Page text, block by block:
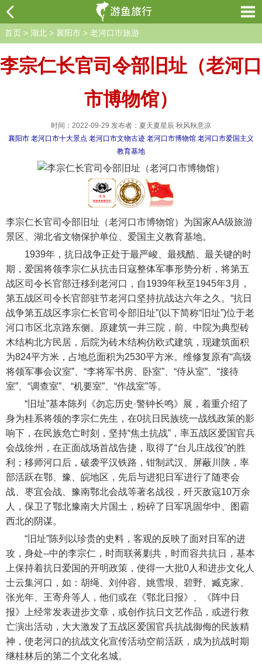
首页 > 湖北 > 襄阳市 > 老河口市旅游
李宗仁长官司令部旧址（老河口
市博物馆）
时间：2022-09-29 发布者：夏天夏星辰 秋风秋意凉
襄阳市 老河口市十大景点 老河口市文物古迹 老河口市博物馆 老河口市爱国主义
教育基地
李宗仁长官司令部旧址（老河口市博物馆）为国家AA级旅游
景区、湖北省文物保护单位、爱国主义教育基地。
1939年，抗日战争正处于最严峻、最残酷、最关键的时
期，爱国将领李宗仁从抗击日寇整体军事形势分析，将第五
战区司令长官部迁移到老河口，自1939年秋至1945年3月，
第五战区司令长官部驻节老河口坚持抗战达六年之久。“抗日
战争第五战区李宗仁长官司令部旧址”(以下简称“旧址”)位于老
河口市区北京路东侧。原建筑一井三院，前、中院为典型砖
木结构北方民居，后院为砖木结构仿欧式建筑，现建筑面积
为824平方米，占地总面积为2530平方米。维修复原有“高级
将领军事会议室”、“李将军书房、卧室”、“侍从室”、“接待
室”、“调查室”、“机要室”、“作战室”等。
“旧址”基本陈列《勿忘历史·警钟长鸣》展，着重介绍了
身为桂系将领的李宗仁先生，在0抗日民族统一战线政策的影
响下，在民族危亡时刻，坚持“焦土抗战”，率五战区爱国官兵
会战徐州，在正面战场首战告捷，取得了“台儿庄战役”的胜
利；移师河口后，破袭平汉铁路，钳制武汉、屏蔽川陕，率
部活跃在鄂、豫、皖地区，先后与进犯日军进行了随枣会
战、枣宜会战、豫南鄂北会战等著名战役，歼灭敌寇10万余
人，保卫了鄂北豫南大片国土，粉碎了日军巩固华中、图霸
西北的阴谋。
“旧址”陈列以珍贵的史料，客观的反映了面对日军的进
攻，身处--中的李宗仁，时而联蒋剿共，时而容共抗日，基本
上保持着抗日爱国的开明政策，使得一大批0人和进步文化人
士云集河口，如：胡绳、刘仲容、姚雪垠、碧野、臧克家、
张光年、王寄舟等人，他们或在《鄂北日报》、《阵中日
报》上经常发表进步文章，或创作抗日文艺作品，或进行救
亡演出活动，大大激发了五战区爱国官兵抗战御侮的民族精
神，使老河口的抗战文化宣传活动空前活跃，成为抗战时期
继桂林后的第二个文化名城。